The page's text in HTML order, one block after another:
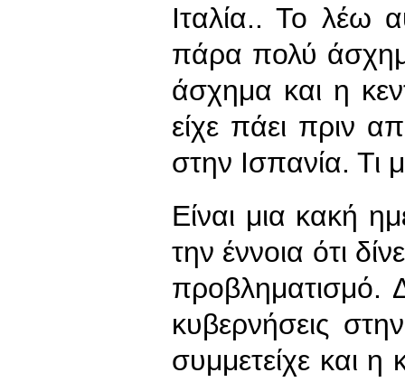
Ιταλία.. Το λέω
πάρα πολύ
άσχημα και η
είχε πάει πριν
στην Ισπανία. Τι
Είναι μια κακή
την έννοια ότι
προβληματισμό.
κυβερνήσεις
συμμετείχε και η